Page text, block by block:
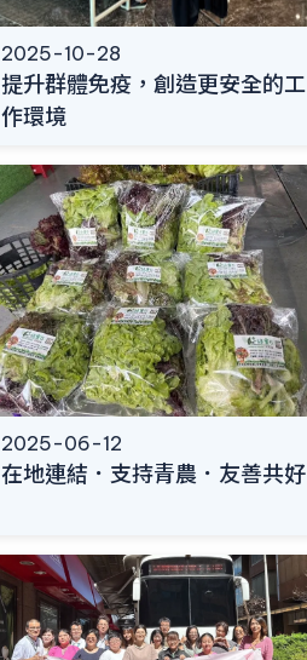
2025-10-28
提升群體免疫，創造更安全的工
作環境
2025-06-12
在地連結．支持青農．友善共好